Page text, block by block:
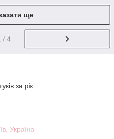
ще
/ 4
за рік
Україна